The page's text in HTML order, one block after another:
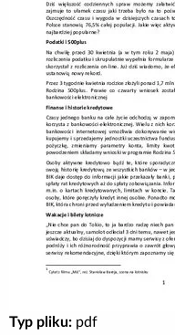
Business Intelligence
Kontakt dla mediów
Poradnik BIK
Kontakt
Logowanie
Załóż konto
Typ pliku: pdf